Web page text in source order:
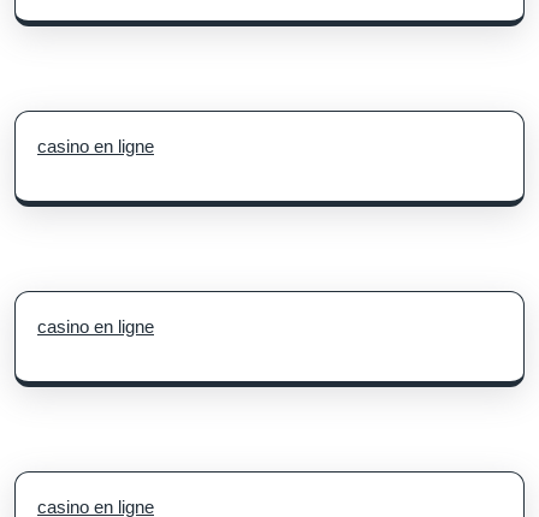
casino en ligne
casino en ligne
casino en ligne